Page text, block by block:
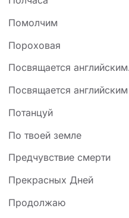
Помолчим
Пороховая
Посвящается
Посвящается
Потанцуй
По твоей земле
Предчувствие смерти
Прекрасных Дней
Продолжаю